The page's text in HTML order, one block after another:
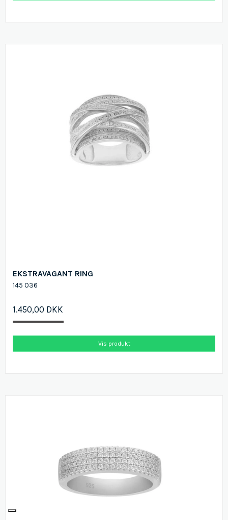
EKSTRAVAGANT RING
145 036
1.450,00 DKK
Vis produkt